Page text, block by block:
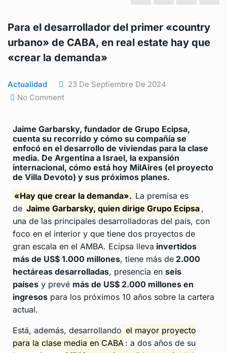
Para el desarrollador del primer «country
urbano» de CABA, en real estate hay que
«crear la demanda»
Actualidad
23 De Septiembre De 2024
No Comment
Jaime Garbarsky, fundador de Grupo Ecipsa,
cuenta su recorrido y cómo su compañía se
enfocó en el desarrollo de viviendas para la clase
media. De Argentina a Israel, la expansión
internacional, cómo está hoy MilAires (el proyecto
de Villa Devoto) y sus próximos planes.
«Hay que crear la demanda». La premisa es
de Jaime Garbarsky, quien dirige Grupo Ecipsa ,
una de las principales desarrolladoras del país, con
foco en el interior y que tiene dos proyectos de
gran escala en el AMBA. Ecipsa lleva invertidos
más de US$ 1.000 millones, tiene más de 2.000
hectáreas desarrolladas, presencia en seis
países y prevé más de US$ 2.000 millones en
ingresos para los próximos 10 años sobre la cartera
actual.
Está, además, desarrollando el mayor proyecto
para la clase media en CABA : a dos años de su